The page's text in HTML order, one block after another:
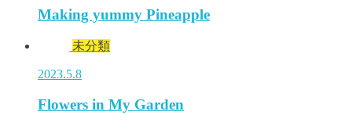
Making yummy Pineapple
未分類
2023.5.8
Flowers in My Garden